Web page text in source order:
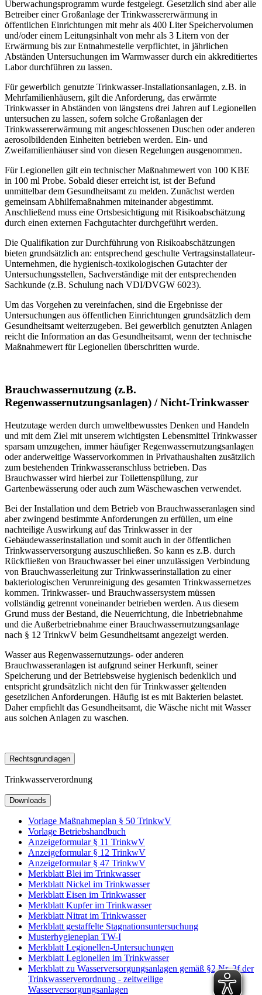
Überwachungsprogramm wurde festgelegt. Gesetzlich sind aber alle
Betreiber einer Großanlage der Trinkwassererwärmung in
öffentlichen Einrichtungen mit mehr als 400 Liter Speichervolumen
und/oder einem Leitungsinhalt von mehr als 3 Litern von der
Erwärmung bis zur Entnahmestelle verpflichtet, in jährlichen
Abständen Untersuchungen im Warmwasser durch ein akkreditiertes
Labor durchführen zu lassen.
Für gewerblich genutzte Trinkwasser-Installationsanlagen, z.B. in
Mehrfamilienhäusern, gilt die Anforderung, das erwärmte
Trinkwasser in Abständen von längstens drei Jahren auf Legionellen
untersuchen zu lassen, sofern solche Großanlagen der
Trinkwassererwärmung mit angeschlossenen Duschen oder anderen
aerosolbildenden Einheiten betrieben werden. Ein- und
Zweifamilienhäuser sind von diesen Regelungen ausgenommen.
Für Legionellen gilt ein technischer Maßnahmewert von 100 KBE
in 100 ml Probe. Sobald dieser erreicht ist, ist der Befund
unmittelbar dem Gesundheitsamt zu melden. Zunächst werden
gemeinsam Abhilfemaßnahmen miteinander abgestimmt.
Anschließend muss eine Ortsbesichtigung mit Risikoabschätzung
durch einen externen Fachgutachter durchgeführt werden.
Die Qualifikation zur Durchführung von Risikoabschätzungen
bieten grundsätzlich an: entsprechend geschulte Vertragsinstallateur-
Unternehmen, die hygienisch-toxikologischen Gutachter der
Untersuchungsstellen, Sachverständige mit der entsprechenden
Sachkunde (z.B. Schulung nach VDI/DVGW 6023).
Um das Vorgehen zu vereinfachen, sind die Ergebnisse der
Untersuchungen aus öffentlichen Einrichtungen grundsätzlich dem
Gesundheitsamt weiterzugeben. Bei gewerblich genutzten Anlagen
reicht die Information an das Gesundheitsamt, wenn der technische
Maßnahmewert für Legionellen überschritten wurde.
Brauchwassernutzung (z.B.
Regenwassernutzungsanlagen) / Nicht-Trinkwasser
Heutzutage werden durch umweltbewusstes Denken und Handeln
und mit dem Ziel mit unserem wichtigsten Lebensmittel Trinkwasser
sparsam umzugehen, immer häufiger Regenwassernutzungsanlagen
oder anderweitige Wasservorkommen in Privathaushalten zusätzlich
zum bestehenden Trinkwasseranschluss betrieben. Das
Brauchwasser wird hierbei zur Toilettenspülung, zur
Gartenbewässerung oder auch zum Wäschewaschen verwendet.
Bei der Installation und dem Betrieb von Brauchwasseranlagen sind
aber zwingend bestimmte Anforderungen zu erfüllen, um eine
nachteilige Auswirkung auf das Trinkwasser in der
Gebäudewasserinstallation und somit auch in der öffentlichen
Trinkwasserversorgung auszuschließen. So kann es z.B. durch
Rückfließen von Brauchwasser bei einer unzulässigen Verbindung
von Brauchwasserleitung zur Trinkwasserinstallation zu einer
bakteriologischen Verunreinigung des gesamten Trinkwassernetzes
kommen. Trinkwasser- und Brauchwassersystem müssen
vollständig getrennt voneinander betrieben werden. Aus diesem
Grund muss der Bestand, die Neuerrichtung, die Inbetriebnahme
und die Außerbetriebnahme einer Brauchwassernutzungsanlage
nach § 12 TrinkwV beim Gesundheitsamt angezeigt werden.
Wasser aus Regenwassernutzungs- oder anderen
Brauchwasseranlagen ist aufgrund seiner Herkunft, seiner
Speicherung und der Betriebsweise hygienisch bedenklich und
entspricht grundsätzlich nicht den für Trinkwasser geltenden
gesetzlichen Anforderungen. Häufig ist es mit Bakterien belastet.
Daher empfiehlt das Gesundheitsamt, die Wäsche nicht mit Wasser
aus solchen Anlagen zu waschen.
Rechtsgrundlagen
Trinkwasserverordnung
Downloads
Vorlage Maßnahmeplan § 50 TrinkwV
Vorlage Betriebshandbuch
Anzeigeformular § 11 TrinkwV
Anzeigeformular § 12 TrinkwV
Anzeigeformular § 47 TrinkwV
Merkblatt Blei im Trinkwasser
Merkblatt Nickel im Trinkwasser
Merkblatt Eisen im Trinkwasser
Merkblatt Kupfer im Trinkwasser
Merkblatt Nitrat im Trinkwasser
Merkblatt gestaffelte Stagnationsuntersuchung
Musterhygieneplan TW-I
Merkblatt Legionellen-Untersuchungen
Merkblatt Legionellen im Trinkwasser
Merkblatt zu Wasserversorgungsanlagen gemäß §2 Nr. 2f der
Trinkwasserverordnung - zeitweilige
Wasserversorgungsanlagen